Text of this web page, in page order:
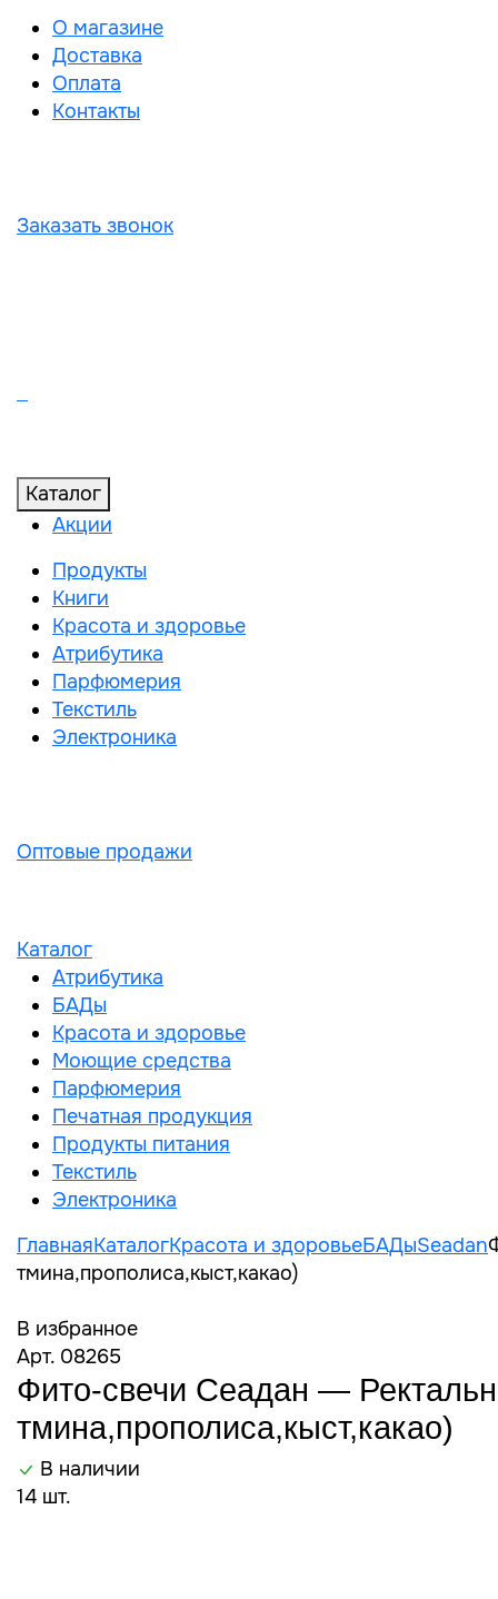
О магазине
Доставка
Оплата
Контакты
Заказать звонок
Каталог
Акции
Продукты
Книги
Красота и здоровье
Атрибутика
Парфюмерия
Текстиль
Электроника
Оптовые продажи
Каталог
Атрибутика
БАДы
Красота и здоровье
Моющие средства
Парфюмерия
Печатная продукция
Продукты питания
Текстиль
Электроника
ГлавнаяКаталогКрасота и здоровьеБАДыSeadan
тмина,прополиса,кыст,какао)
В избранное
Арт. 08265
Фито-свечи Сеадан —
тмина,прополиса,кыст,какао)
В наличии
14 шт.